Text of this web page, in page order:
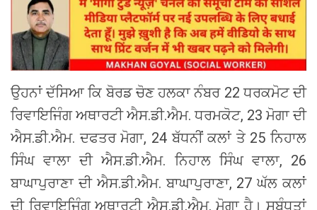
ਉਹਨਾਂ ਦੱਸਿਆ ਕਿ ਬੋਰਡ ਚੋਣ ਹਲਕਾ ਨੰਬਰ 22 ਧਰਕਮੋਟ ਦੀ
ਰਿਵਾਇਜਿੰਗ ਅਥਾਰਟੀ ਐਸ.ਡੀ.ਐਮ. ਧਰਮਕੋਟ, 23 ਮੋਗਾ ਦੀ
ਐਸ.ਡੀ.ਐਮ. ਦਫਤਰ ਮੋਗਾ, 24 ਬੱਧਨੀਂ ਕਲਾਂ ਤੇ 25 ਨਿਹਾਲ
ਸਿੰਘ ਵਾਲਾ ਦੀ ਐਸ.ਡੀ.ਐਮ. ਨਿਹਾਲ ਸਿੰਘ ਵਾਲਾ, 26
ਬਾਘਾਪੁਰਾਣਾ ਦੀ ਐਸ.ਡੀ.ਐਮ. ਬਾਘਾਪੁਰਾਣਾ, 27 ਘੱਲ ਕਲਾਂ
ਦੀ ਰਿਵਾਇਜਿੰਗ ਅਥਾਰਟੀ ਐਸ.ਡੀ.ਐਮ. ਮੋਗਾ ਹੈ। ਸਬੰਧਤਾਂ